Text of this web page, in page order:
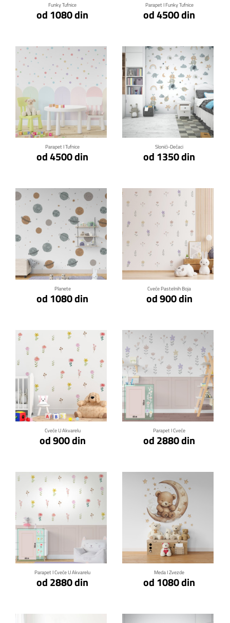
Funky Tufnice
od 1080 din
Parapet I Funky Tufnice
od 4500 din
Parapet I Tufnice
od 4500 din
Klikni za detalje
Slonići-Dečaci
od 1350 din
Klikni za detalje
Planete
od 1080 din
Klikni za detalje
Cveće Pastelnih Boja
od 900 din
Klikni za detalje
Cveće U Akvarelu
od 900 din
Klikni za detalje
Parapet I Cveće
od 2880 din
Klikni za detalje
Parapet I Cveće U Akvarelu
od 2880 din
Klikni za detalje
Meda I Zvezde
od 1080 din
Klikni za detalje